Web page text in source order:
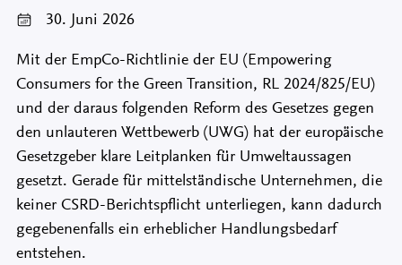
30. Juni 2026
Mit der EmpCo-Richtlinie der EU (Empowering
Consumers for the Green Transition, RL 2024/825/EU)
und der daraus folgenden Reform des Gesetzes gegen
den unlauteren Wettbewerb (UWG) hat der europäische
Gesetzgeber klare Leitplanken für Umweltaussagen
gesetzt. Gerade für mittelständische Unternehmen, die
keiner CSRD-Berichtspflicht unterliegen, kann dadurch
gegebenenfalls ein erheblicher Handlungsbedarf
entstehen.